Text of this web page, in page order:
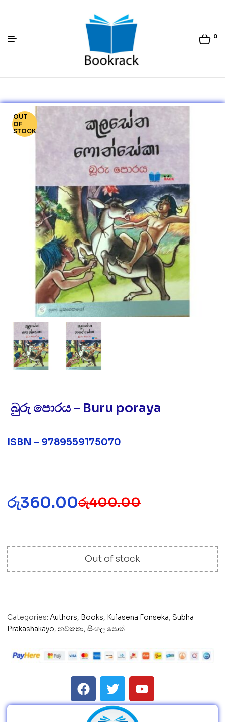
Bookrack.lk
0
OUT
OF
STOCK
බුරු පොරය – Buru poraya
ISBN – 9789559175070
රු400.00
රු360.00
Out of stock
Categories: Authors, Books, Kulasena Fonseka, Subha
Prakashakayo, නවකතා, සිංහල පොත්